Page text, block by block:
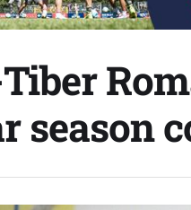
season